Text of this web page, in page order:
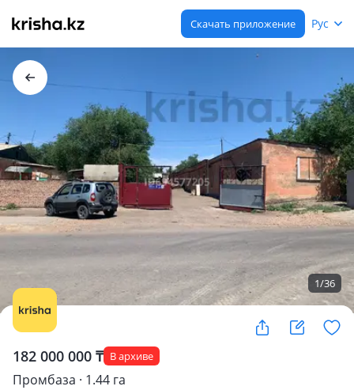
Скачать приложение Рус
1/36
182 000 000 ₸ В архиве
Промбаза · 1.44 га